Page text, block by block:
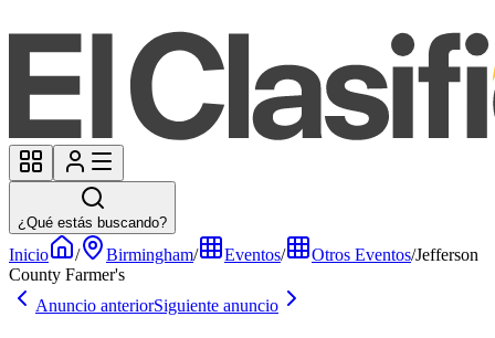
¿Qué estás buscando?
Inicio / Birmingham/ Eventos/ Otros Eventos/Jefferson
County Farmer's
Anuncio anteriorSiguiente anuncio